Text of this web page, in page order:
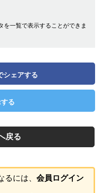
を一覧で表示することができま
ェアする
る
戻る
るには、 会員ログイン